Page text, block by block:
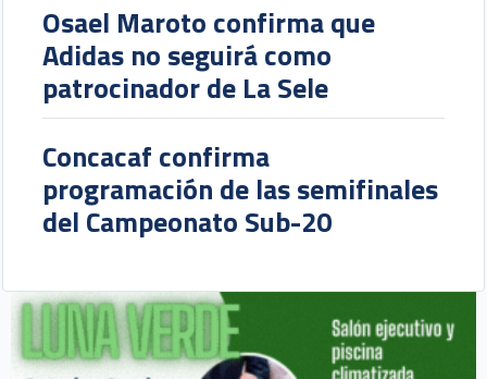
Osael Maroto confirma que
Adidas no seguirá como
patrocinador de La Sele
Concacaf confirma
programación de las semifinales
del Campeonato Sub-20